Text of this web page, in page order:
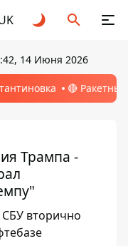
14 Июня 2026
🔴
Трампа -
вторично